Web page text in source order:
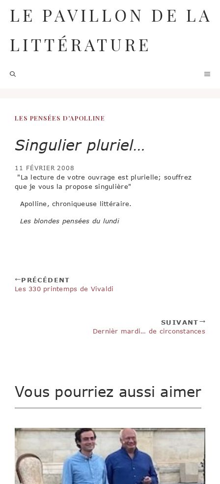
contenu
LE PAVILLON DE LA
LITTÉRATURE
LES PENSÉES D'APOLLINE
Singulier pluriel…
11 FÉVRIER 2008
"La lecture de votre ouvrage est plurielle; souffrez
que je vous la propose singulière"
Apolline, chroniqueuse littéraire.
Les blondes pensées du lundi
PRÉCÉDENT
Les 330 printemps de Vivaldi
SUIVANT
Dernièr mardi… de circonstances
Vous pourriez aussi aimer